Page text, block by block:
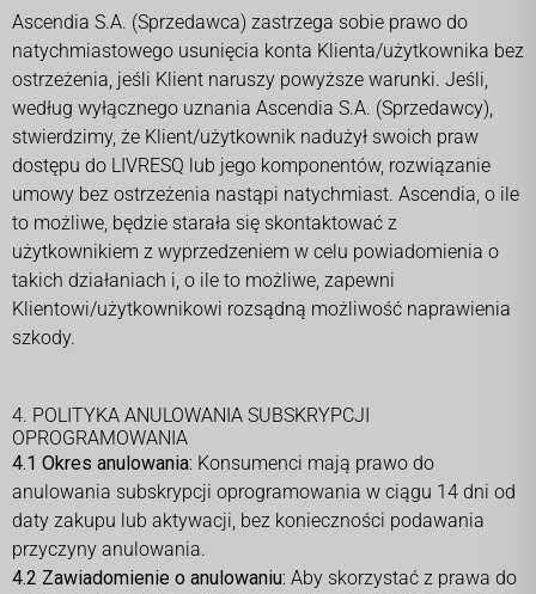
Ascendia S.A. (Sprzedawca) zastrzega sobie prawo do
natychmiastowego usunięcia konta Klienta/użytkownika bez
ostrzeżenia, jeśli Klient naruszy powyższe warunki. Jeśli,
według wyłącznego uznania Ascendia S.A. (Sprzedawcy),
stwierdzimy, że Klient/użytkownik nadużył swoich praw
dostępu do LIVRESQ lub jego komponentów, rozwiązanie
umowy bez ostrzeżenia nastąpi natychmiast. Ascendia, o ile
to możliwe, będzie starała się skontaktować z
użytkownikiem z wyprzedzeniem w celu powiadomienia o
takich działaniach i, o ile to możliwe, zapewni
Klientowi/użytkownikowi rozsądną możliwość naprawienia
szkody.
4. POLITYKA ANULOWANIA SUBSKRYPCJI
OPROGRAMOWANIA
4.1 Okres anulowania: Konsumenci mają prawo do
anulowania subskrypcji oprogramowania w ciągu 14 dni od
daty zakupu lub aktywacji, bez konieczności podawania
przyczyny anulowania.
4.2 Zawiadomienie o anulowaniu: Aby skorzystać z prawa do